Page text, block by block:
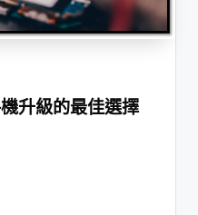
升級的最佳選擇